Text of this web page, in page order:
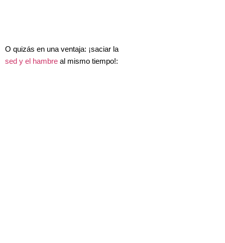
O quizás en una ventaja: ¡saciar la
sed y el hambre al mismo tiempo!: